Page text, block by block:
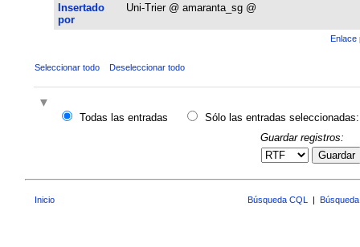
Insertado
por
Uni-Trier @ amaranta_sg @
Enlace
Seleccionar todo Deseleccionar todo
Todas las entradas
Sólo las entradas seleccionadas:
Guardar registros:
Guardar
Inicio Búsqueda CQL